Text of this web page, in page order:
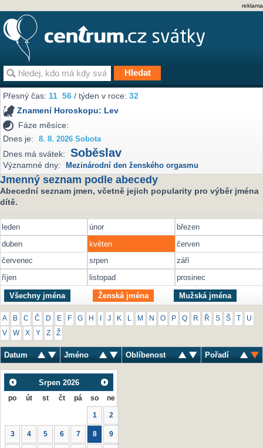
reklama
Přesný čas:11 56 / týden v roce:32
Znamení Horoskopu: Lev
Fáze měsíce:
Dnes je:
8. 8. 2026 Sobota
Dnes má svátek: Soběslav
Významné dny: Mezinárodní den ženského orgasmu
Jmenný seznam podle abecedy
Abecední seznam jmen, včetně jejich popularity pro výběr jména
dítě.
leden únor
březen
duben
květen
červen
červenec
srpen
září
říjen
listopad prosinec
Všechny jména Ženská jména Mužská jména
A B C Č D E F G H J K M N O P Q R Ř S Š U
V W X Y Z Ž
Datum Jméno Oblíbenost Pořadí
Srpen 2026
po út st čt pá so ne
1 2
3 4 5 6 7 8 9